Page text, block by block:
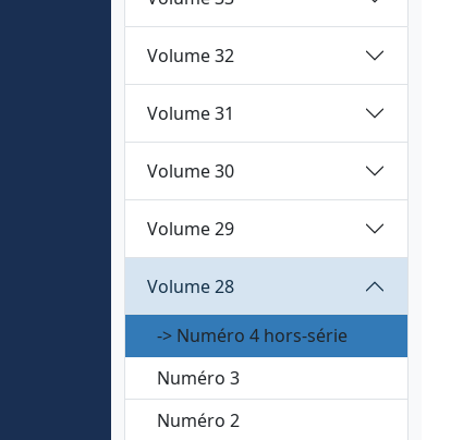
Volume 32
Volume 31
Volume 30
Volume 29
Volume 28
-> Numéro 4 hors-série
Numéro 3
Numéro 2